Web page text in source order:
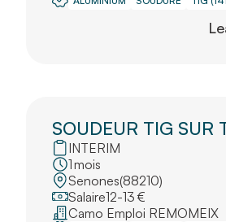
SOUDEUR TIG SUR
INTERIM
1mois
Senones(88210)
Salaire12-13 €
Camo Emploi REMOMEIX